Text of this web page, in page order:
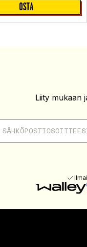
OSTA
Liity mukaan